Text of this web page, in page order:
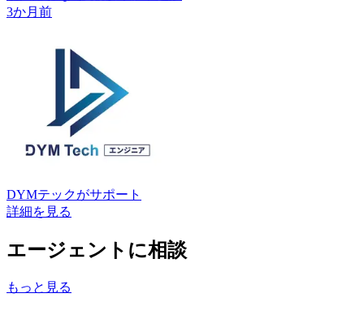
3か月前
DYMテックがサポート
詳細を見る
エージェントに相談
もっと見る